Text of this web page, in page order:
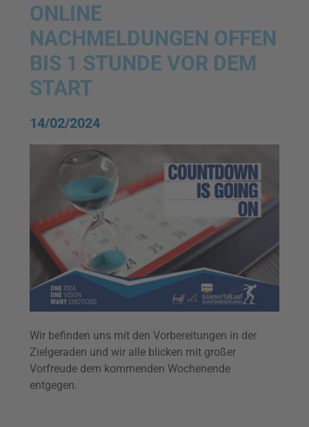
ONLINE
NACHMELDUNGEN OFFEN
BIS 1 STUNDE VOR DEM
START
14/02/2024
Wir befinden uns mit den Vorbereitungen in der
Zielgeraden und wir alle blicken mit großer
Vorfreude dem kommenden Wochenende
entgegen.